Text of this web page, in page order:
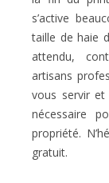
s’active
taille de haie
attendu,
artisans
vous servir et
nécessaire
propriété.
gratuit.